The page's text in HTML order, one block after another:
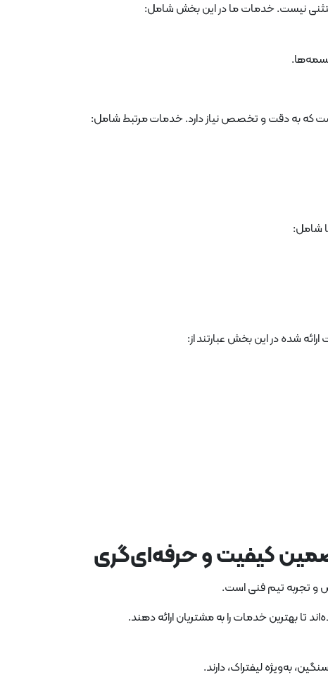
نیست. خدمات ما در این بخش شامل:
که به دقت و تخصص نیاز دارد. خدمات مرتبط شامل:
شامل:
شده در این بخش عبارتند از:
کیفیت و حرفه‌ای‌گری
و تجربه تیم فنی است.
تا بهترین خدمات را به مشتریان ارائه دهند.
به‌ویژه لیفتراک، دارند.